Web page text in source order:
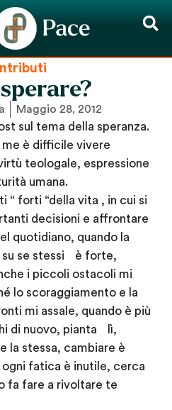
Maggio 28, 2012
sul tema della speranza.
me è difficile vivere
teologale, espressione
umana.
“ forti “della vita , in cui si
decisioni e affrontare
quotidiano, quando la
su se stessi è forte,
i piccoli ostacoli mi
lo scoraggiamento e la
mi assale, quando è più
di nuovo, pianta lì,
la stessa, cambiare è
fatica è inutile, cerca
fa fare a rivoltare te